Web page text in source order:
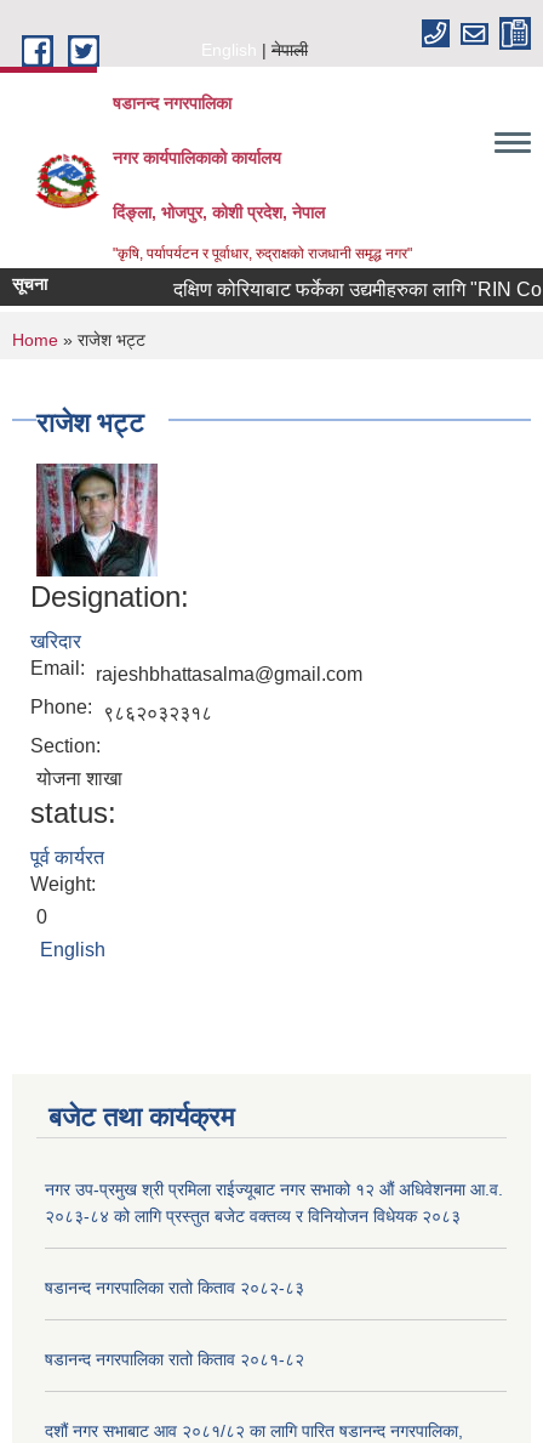
English
नेपाली
षडानन्द नगरपालिका
नगर कार्यपालिकाको कार्यालय
दिंङ्ला, भोजपुर, कोशी प्रदेश, नेपाल
"कृषि, पर्यापर्यटन र पूर्वाधार, रुद्राक्षको राजधानी समृद्ध नगर"
सूचना दक्षिण कोरियाबाट फर्केका उद्यमीहरुका लागि "RIN
You are here
Home » राजेश भट्ट
राजेश भट्ट
Designation:
खरिदार
Email:
rajeshbhattasalma@gmail.com
Phone:
९८६२०३२३१८
Section:
योजना शाखा
status:
पूर्व कार्यरत
Weight:
0
English
बजेट तथा कार्यक्रम
नगर उप-प्रमुख श्री प्रमिला राईज्यूबाट नगर सभाको १२ ‍औं अधिवेशनमा आ.व.
२०८३-८४ को लागि प्रस्तुत बजेट वक्तव्य र विनियोजन विधेयक २०८३
षडानन्द नगरपालिका रातो किताव २०८२-८३
षडानन्द नगरपालिका रातो किताव २०८१-८२
दशौं नगर सभाबाट आव २०८१/८२ का लागि पारित षडानन्द नगरपालिका,